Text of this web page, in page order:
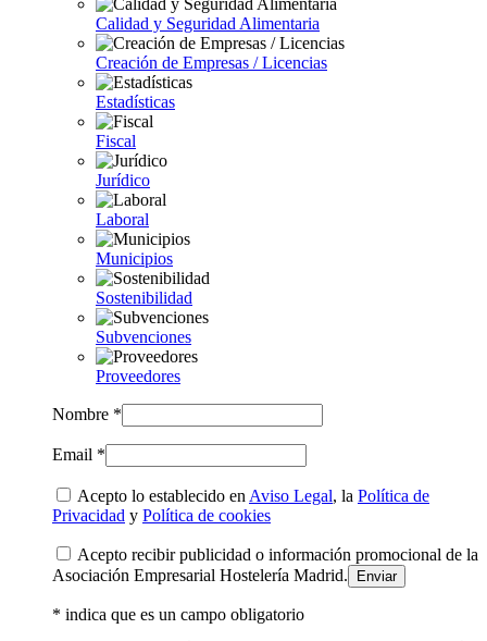
Calidad y Seguridad Alimentaria
Creación de Empresas / Licencias
Estadísticas
Fiscal
Jurídico
Laboral
Municipios
Sostenibilidad
Subvenciones
Proveedores
Nombre *
Email *
Acepto lo establecido en Aviso Legal, la Política de
Privacidad y Política de cookies
Acepto recibir publicidad o información promocional de la
Asociación Empresarial Hostelería Madrid.
* indica que es un campo obligatorio